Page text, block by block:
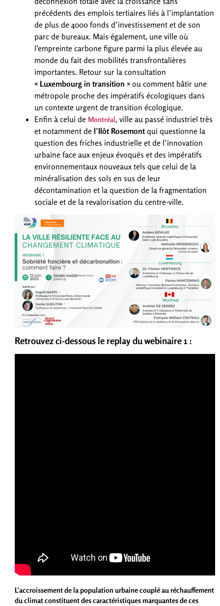
précédents des emplois tertiaires liés à l’implantation
de plus de 4000 fonds d’investissement et de son
parc de bureaux. Mais également, une ville où
l’empreinte carbone figure parmi la plus élevée au
monde du fait des mobilités transfrontalières
importantes. Retour sur la consultation
« Luxembourg in transition » ou comment bâtir une
métropole proche des impératifs écologiques dans
un contexte urgent de transition écologique.
Enfin à celui de Montréal, ville au passé industriel très
et notamment de l’Ilôt Rosemontqui questionne la
question des friches industrielle et de l’innovation
urbaine face aux enjeux évoqués et des impératifs
environnementaux nouveaux tels que celui de la
minéralisation des sols en sus de leur
décontamination et la question de la fragmentation
sociale et de la revalorisation du centre-ville.
Retrouvez ci-dessous le replay du webinaire 1 :
L’accroissement de la population urbaine couplé au réchauffement
du climat constituent des caractéristiques marquantes de ces